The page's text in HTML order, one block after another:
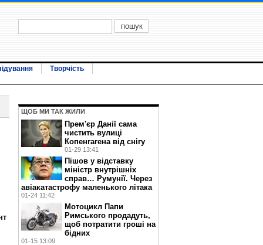
Творчість
ЩОБ МИ ТАК ЖИЛИ
Прем'єр Данії сама
чистить вулиці
Копенгагена від снігу
01-29 13:41
Пішов у відставку
міністр внутрішніх
справ… Румунії. Через
авіакатастрофу маленького літака
01-24 11:42
Мотоцикл Папи
Римського продадуть,
щоб потратити гроші на
бідних
01-15 13:09